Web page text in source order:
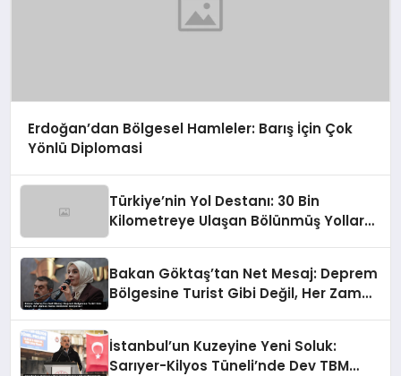
Erdoğan’dan Bölgesel Hamleler: Barış İçin Çok
Yönlü Diplomasi
Türkiye’nin Yol Destanı: 30 Bin
Kilometreye Ulaşan Bölünmüş Yollar
Bakan Göktaş’tan Net Mesaj: Deprem
Bölgesine Turist Gibi Değil, Her Zaman
İstanbul’un Kuzeyine Yeni Soluk:
Sarıyer-Kilyos Tüneli’nde Dev TBM